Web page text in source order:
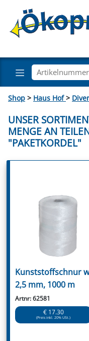
Shop > Haus Hof>
UNSER
ENGE AN TEILEN
PAKETKORDEL"
Kunststoffschnur
2,5 mm, 1000 m
Artnr: 62581
€ 17.30
(Preis inkl. 20% USt.)